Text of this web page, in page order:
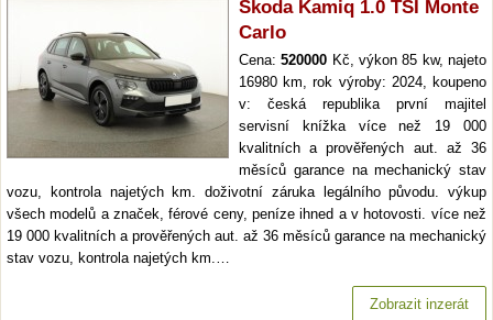
Škoda Kamiq 1.0 TSI Monte
Carlo
Cena:520000 Kč, výkon 85 kw, najeto
16980 km, rok výroby: 2024, koupeno
v: česká republika první majitel
servisní knížka více než 19 000
kvalitních a prověřených aut. až 36
měsíců garance na mechanický stav
vozu, kontrola najetých km. doživotní záruka legálního původu. výkup
všech modelů a značek, férové ceny, peníze ihned a v hotovosti. více než
19 000 kvalitních a prověřených aut. až 36 měsíců garance na mechanický
stav vozu, kontrola najetých km.…
Zobrazit inzerát